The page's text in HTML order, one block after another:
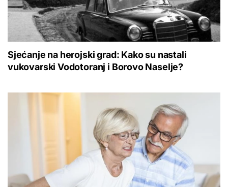
Sjećanje na herojski grad: Kako su nastali
vukovarski Vodotoranj i Borovo Naselje?